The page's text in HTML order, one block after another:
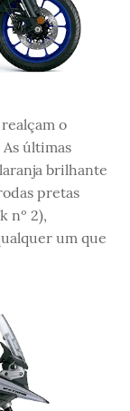
o
últimas
brilhante
pretas
nº 2),
um que